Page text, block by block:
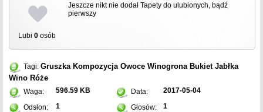
Lubi 0 osób
Jeszcze nikt nie dodał Tapety do ulubionych, bądź
pierwszy
Tagi: Gruszka Kompozycja Owoce Winogrona Bukiet Jabłka
Wino Róże
Waga: 596.59 KB Data: 2017-05-04
Odsłon: 1 Głosów: 1